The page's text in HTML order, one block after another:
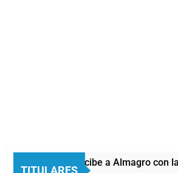
TITULARES
Quilmes recibe a Almagro con